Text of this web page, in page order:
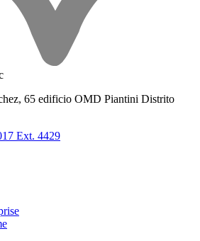
65 edificio OMD Piantini Distrito
Ext. 4429